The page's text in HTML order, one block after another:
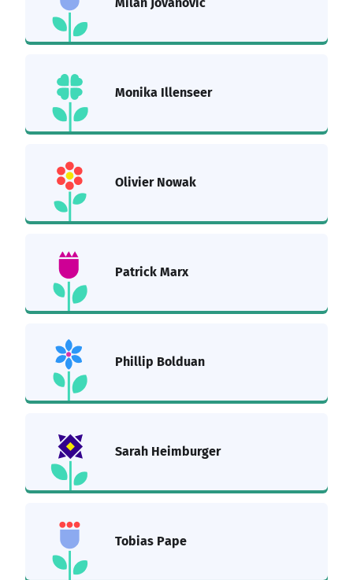
Monika Illenseer
Olivier Nowak
Patrick Marx
Phillip Bolduan
Sarah Heimburger
Tobias Pape